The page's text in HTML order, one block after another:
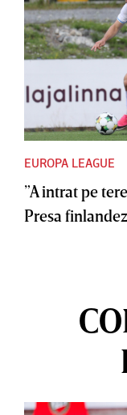
EUROPA LEAGUE
”A intrat pe
Presa